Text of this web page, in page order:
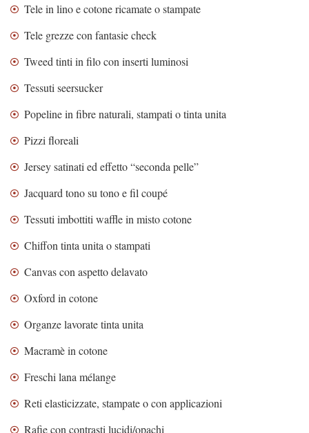
Tele in lino e cotone ricamate o stampate
Tele grezze con fantasie check
Tweed tinti in filo con inserti luminosi
Tessuti seersucker
Popeline in fibre naturali, stampati o tinta unita
Pizzi floreali
Jersey satinati ed effetto “seconda pelle”
Jacquard tono su tono e fil coupé
Tessuti imbottiti waffle in misto cotone
Chiffon tinta unita o stampati
Canvas con aspetto delavato
Oxford in cotone
Organze lavorate tinta unita
Macramè in cotone
Freschi lana mélange
Reti elasticizzate, stampate o con applicazioni
Rafie con contrasti lucidi/opachi